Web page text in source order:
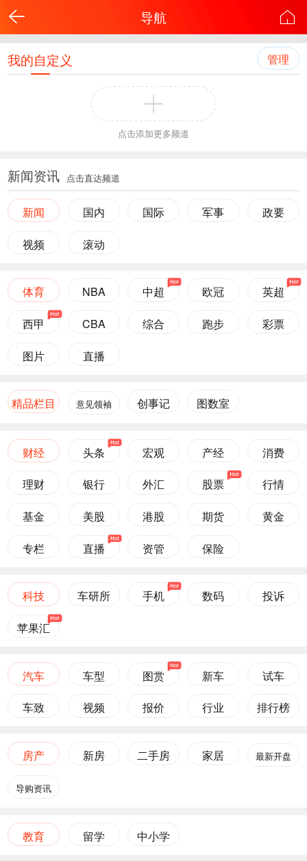
导航
我的自定义 管理
点击添加更多频道
新闻资讯 点击直达频道
新闻 国内 国际 军事 政要
视频 滚动
体育 NBA 中超 欧冠 英超
西甲 CBA 综合 跑步 彩票
图片 直播
精品栏目 意见领袖 创事记 图数室
财经 头条 宏观 产经 消费
理财 银行 外汇 股票 行情
基金 美股 港股 期货 黄金
专栏 直播 资管 保险
科技 车研所 手机 数码 投诉
苹果汇
汽车 车型 图赏 新车 试车
车致 视频 报价 行业 排行榜
房产 新房 二手房 家居 最新开盘
导购资讯
教育 留学 中小学